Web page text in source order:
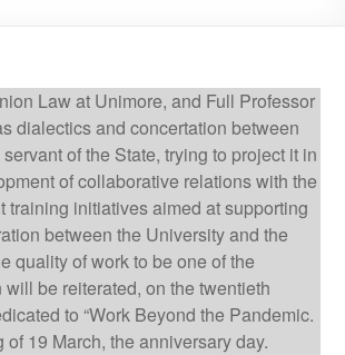
Law at Unimore, and Full Professor
dialectics and concertation between
of the State, trying to project it in
of collaborative relations with the
initiatives aimed at supporting
between the University and the
quality of work to be one of the
be reiterated, on the twentieth
to “Work Beyond the Pandemic.
19 March, the anniversary day.